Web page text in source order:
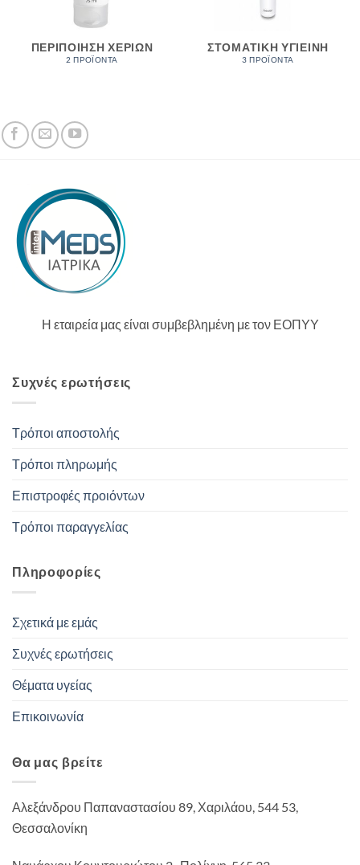
ΠΕΡΙΠΟΊΗΣΗ ΧΕΡΙΏΝ
2 ΠΡΟΪΌΝΤΑ
ΣΤΟΜΑΤΙΚΗ ΥΓΙΕΙΝΗ
3 ΠΡΟΪΌΝΤΑ
Η εταιρεία μας είναι συμβεβλημένη με τον ΕΟΠΥΥ
Συχνές ερωτήσεις
Τρόποι αποστολής
Τρόποι πληρωμής
Επιστροφές προιόντων
Τρόποι παραγγελίας
Πληροφορίες
Σχετικά με εμάς
Συχνές ερωτήσεις
Θέματα υγείας
Επικοινωνία
Θα μας βρείτε
Αλεξάνδρου Παπαναστασίου 89, Χαριλάου, 544 53,
Θεσσαλονίκη